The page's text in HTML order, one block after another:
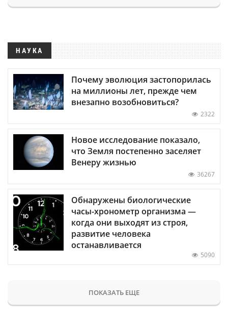
НАУКА
Почему эволюция застопорилась
на миллионы лет, прежде чем
внезапно возобновиться?
2322
Новое исследование показало,
что Земля постепенно заселяет
Венеру жизнью
36267
Обнаружены биологические
часы-хронометр организма —
когда они выходят из строя,
развитие человека
останавливается
5090
ПОКАЗАТЬ ЕЩЕ